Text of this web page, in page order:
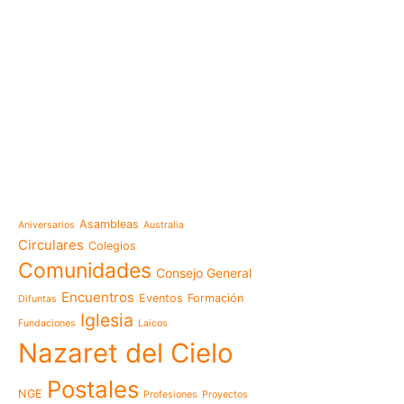
Aniversarios Asambleas Australia
Circulares Colegios
Comunidades Consejo General
Difuntas Encuentros Eventos Formación
Fundaciones Iglesia Laicos
Nazaret del Cielo
NGE Postales Profesiones Proyectos